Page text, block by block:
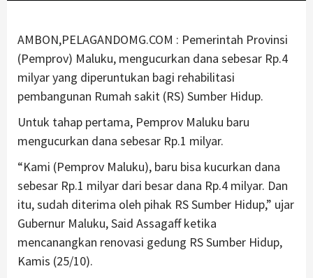
AMBON,PELAGANDOMG.COM : Pemerintah Provinsi
(Pemprov) Maluku, mengucurkan dana sebesar Rp.4
milyar yang diperuntukan bagi rehabilitasi
pembangunan Rumah sakit (RS) Sumber Hidup.
Untuk tahap pertama, Pemprov Maluku baru
mengucurkan dana sebesar Rp.1 milyar.
“Kami (Pemprov Maluku), baru bisa kucurkan dana
sebesar Rp.1 milyar dari besar dana Rp.4 milyar. Dan
itu, sudah diterima oleh pihak RS Sumber Hidup,” ujar
Gubernur Maluku, Said Assagaff ketika
mencanangkan renovasi gedung RS Sumber Hidup,
Kamis (25/10).